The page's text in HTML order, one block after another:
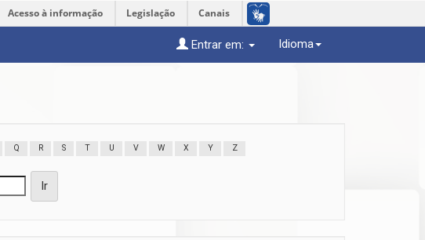
Acesso à informação Legislação Canais
Idioma
Entrar em:
Q R S T U V W X Y Z